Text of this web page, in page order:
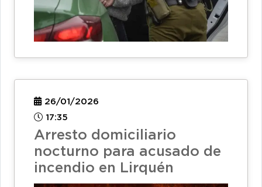
26/01/2026
17:35
Arresto domiciliario
nocturno para acusado de
incendio en Lirquén